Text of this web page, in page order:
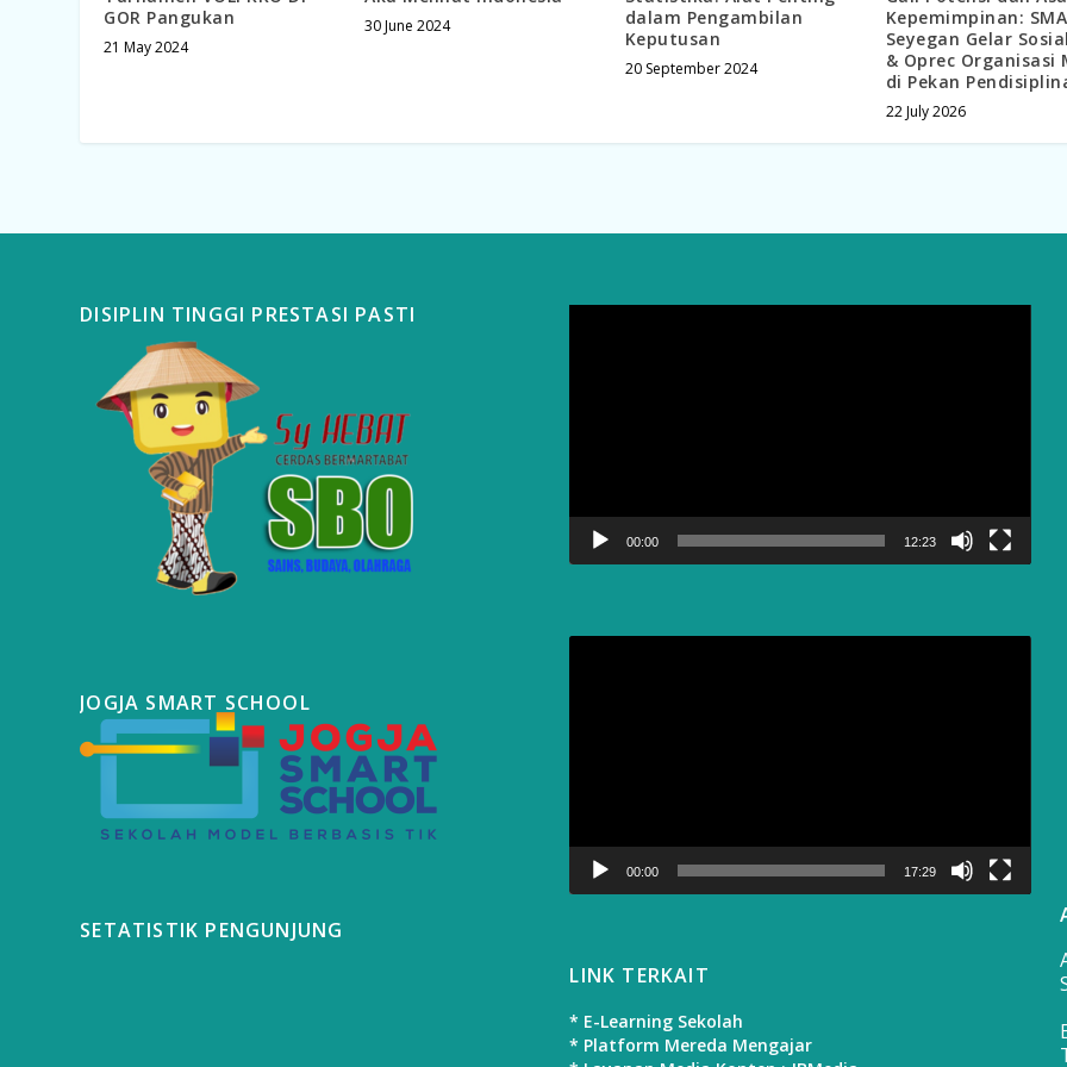
GOR Pangukan
21 May 2024
30 June 2024
dalam Pengambilan
Keputusan
20 September 2024
Kepemimpinan:
Seyegan Gelar
& Oprec Organisasi
di Pekan
22 July 2026
DISIPLIN TINGGI PRESTASI PASTI
JOGJA SMART SCHOOL
SETATISTIK PENGUNJUNG
00:00 12:23
00:00 17:29
LINK TERKAIT
* E-Learning Sekolah
* Platform Mereda Mengajar